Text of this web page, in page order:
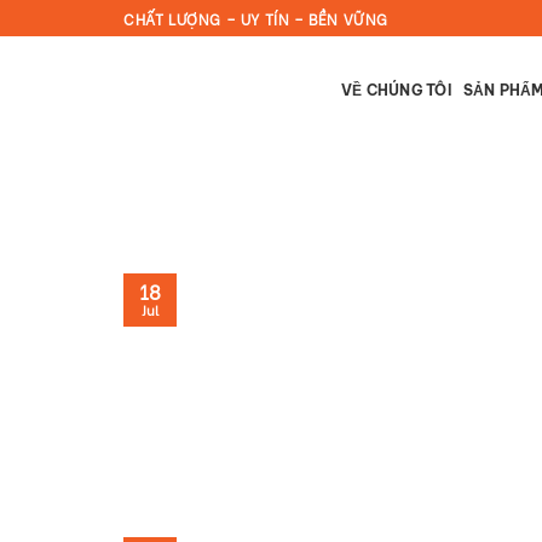
to
CHẤT LƯỢNG – UY TÍN – BỀN VỮNG
VỀ CHÚNG TÔI SẢN
18
Jul